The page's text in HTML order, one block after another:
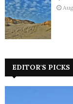
EDITOR'S PICKS